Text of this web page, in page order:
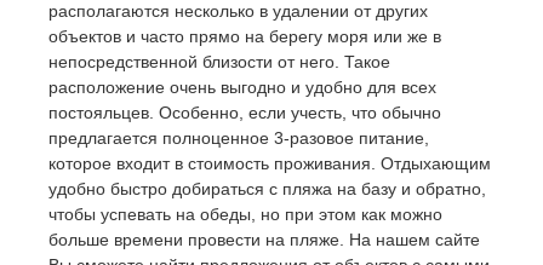
располагаются несколько в удалении от других
объектов и часто прямо на берегу моря или же в
непосредственной близости от него. Такое
расположение очень выгодно и удобно для всех
постояльцев. Особенно, если учесть, что обычно
предлагается полноценное 3-разовое питание,
которое входит в стоимость проживания. Отдыхающим
удобно быстро добираться с пляжа на базу и обратно,
чтобы успевать на обеды, но при этом как можно
больше времени провести на пляже. На нашем сайте